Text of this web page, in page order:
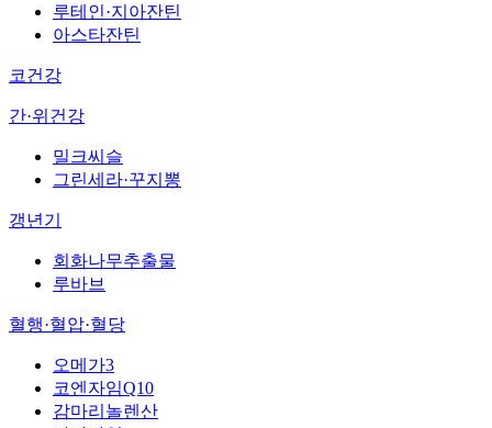
루테인·지아잔틴
아스타잔틴
코건강
간·위건강
밀크씨슬
그린세라·꾸지뽕
갱년기
회화나무추출물
루바브
혈행·혈압·혈당
오메가3
코엔자임Q10
감마리놀렌산